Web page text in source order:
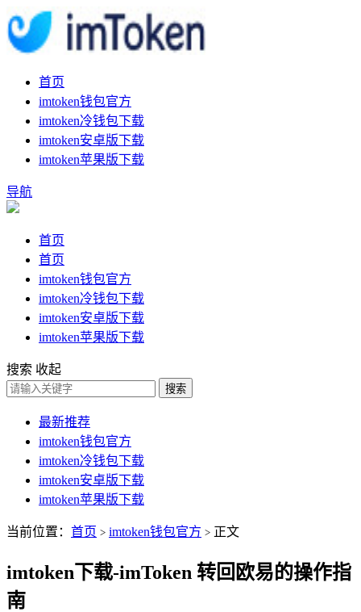
首页
imtoken钱包官方
imtoken冷钱包下载
imtoken安卓版下载
imtoken苹果版下载
导航
首页
首页
imtoken钱包官方
imtoken冷钱包下载
imtoken安卓版下载
imtoken苹果版下载
搜索 收起
搜索
最新推荐
imtoken钱包官方
imtoken冷钱包下载
imtoken安卓版下载
imtoken苹果版下载
当前位置： 首页 > imtoken钱包官方 > 正文
imtoken下载-imToken 转回欧易的操作指
南